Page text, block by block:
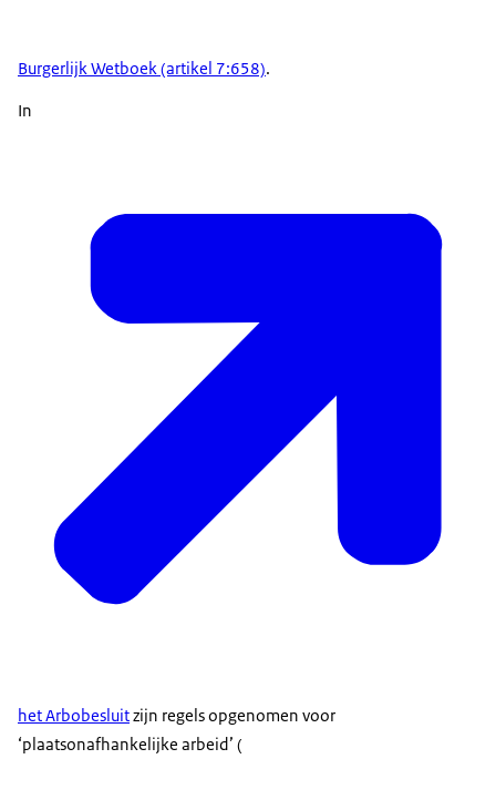
Burgerlijk Wetboek (artikel 7:658).
In
het Arbobesluitzijn regels opgenomen voor
‘plaatsonafhankelijke arbeid’ (